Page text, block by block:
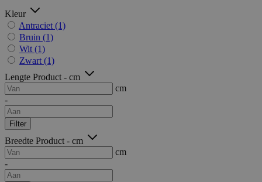
Kleur
Antraciet (1)
Bruin (1)
Wit (1)
Zwart (1)
Lengte Product - cm
cm
-
Filter
Breedte Product - cm
cm
-